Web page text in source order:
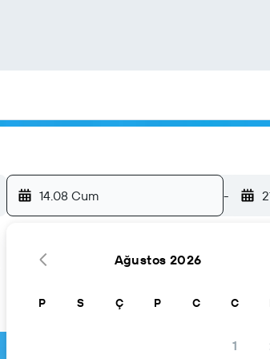
14.08 Cum -
Ağustos 2026
P S Ç P C C
1